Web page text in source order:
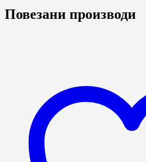
Повезани производи